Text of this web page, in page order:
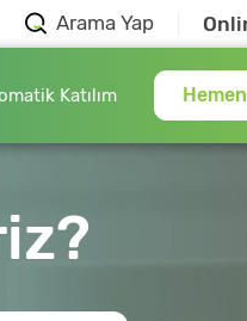
Arama Yap
Katılım